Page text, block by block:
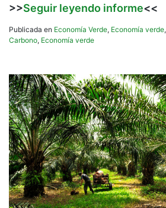
>>Seguir leyendo informe<<
Publicada en Economía Verde, Economía verde,
Carbono, Economía verde